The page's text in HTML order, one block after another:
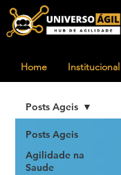
Home Institucional
Posts Ageis
Agilidade na
Saude
Posts Ageis